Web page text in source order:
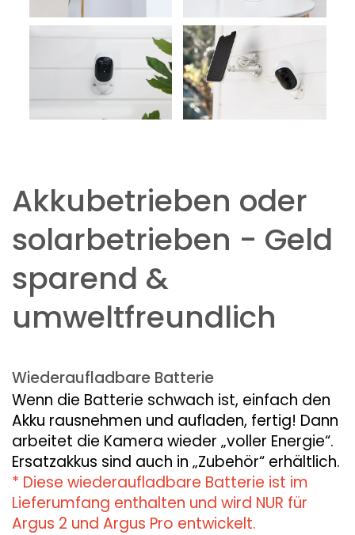
Akkubetrieben oder
solarbetrieben - Geld
sparend &
umweltfreundlich
Wiederaufladbare Batterie
Wenn die Batterie schwach ist, einfach den
Akku rausnehmen und aufladen, fertig! Dann
arbeitet die Kamera wieder „voller Energie“.
Ersatzakkus sind auch in „Zubehör“ erhältlich.
* Diese wiederaufladbare Batterie ist im
Lieferumfang enthalten und wird NUR für
Argus 2 und Argus Pro entwickelt.